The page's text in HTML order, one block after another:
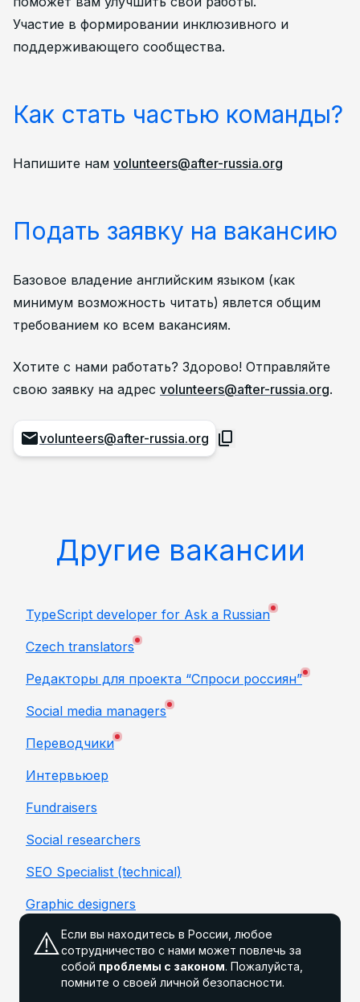
Участие в формировании инклюзивного и
поддерживающего сообщества.
Как стать частью команды?
Напишите нам volunteers@after-russia.org
Подать заявку на вакансию
Базовое владение английским языком (как
минимум возможность читать) явлется общим
требованием ко всем вакансиям.
Хотите с нами работать? Здорово! Отправляйте
свою заявку на адрес volunteers@after-russia.org.
volunteers@after-russia.org
Другие вакансии
TypeScript developer for Ask a Russian
Czech translators
Редакторы для проекта “Спроси россиян”
Social media managers
Переводчики
Интервьюер
Fundraisers
Social researchers
SEO Specialist (technical)
Graphic designers
⚠️Если вы находитесь в России, любое
сотрудничество с нами может повлечь за
собой проблемы с законом. Пожалуйста,
помните о своей личной безопасности.